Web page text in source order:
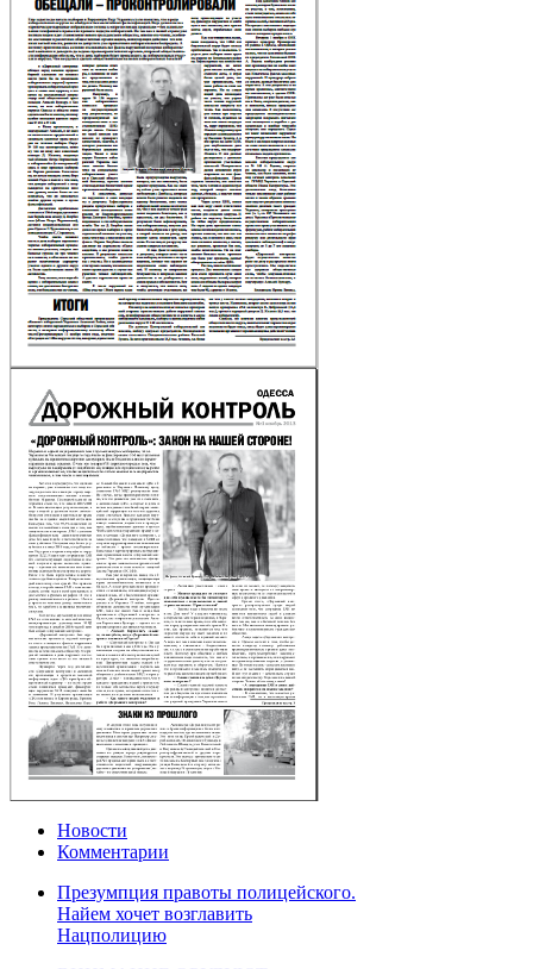
Новости
Комментарии
Презумпция правоты полицейского.
Найем хочет возглавить
Нацполицию